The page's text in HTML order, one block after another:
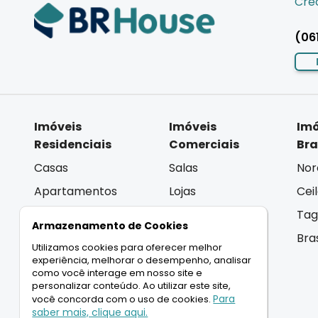
Imóveis
Residenciais
Casas
Apartamentos
Lançamentos
Imóveis
Comerciais
Salas
Lojas
LIGAMOS PARA VOCÊ
Armazenamento de Cookies
Utilizamos cookies para oferecer melhor
experiência, melhorar o desempenho, analisar
como você interage em nosso site e
personalizar conteúdo. Ao utilizar este site,
você concorda com o uso de cookies.Para
saber mais, clique aqui.